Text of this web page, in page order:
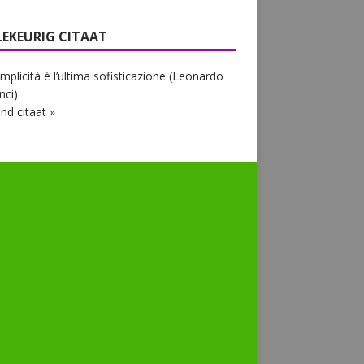
CITAAT
è l’ultima sofisticazione (Leonardo
citaat »